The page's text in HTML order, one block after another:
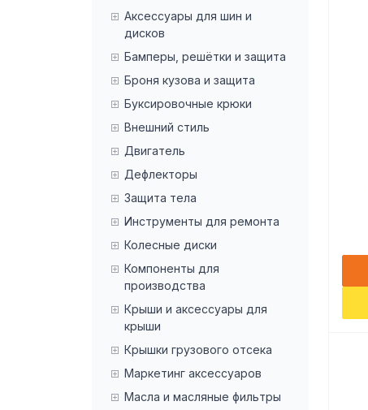
Аксессуары для шин и
дисков
Бамперы, решётки и защита
Броня кузова и защита
Буксировочные крюки
Внешний стиль
Двигатель
Дефлекторы
Защита тела
Инструменты для ремонта
Колесные диски
Компоненты для
производства
Крыши и аксессуары для
крыши
Крышки грузового отсека
Маркетинг аксессуаров
Масла и масляные фильтры